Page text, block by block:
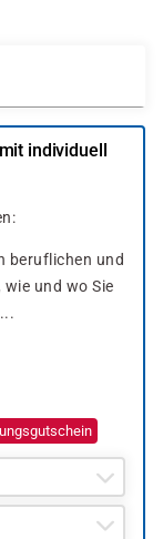
individuell
beruflichen und
und wo Sie